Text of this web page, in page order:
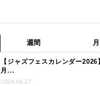
週間
【ジャズフェスカレンダー2026
月...
2026.06.27